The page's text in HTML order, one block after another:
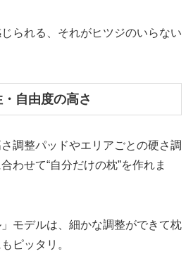
られる、それがヒツジのいらない
自由度の高さ
調整パッドやエリアごとの硬さ調
わせて“自分だけの枕”を作れま
モデルは、細かな調整ができて枕
ピッタリ。